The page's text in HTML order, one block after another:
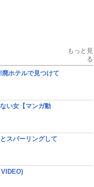
もっと見
る
ホテルで見つけて
い女【マンガ動
スパーリングして